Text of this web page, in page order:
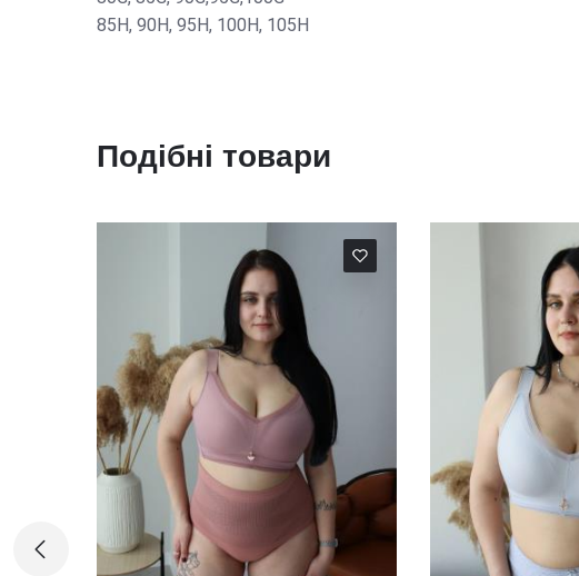
85Н, 90H, 95H, 100H, 105Н
Подібні товари